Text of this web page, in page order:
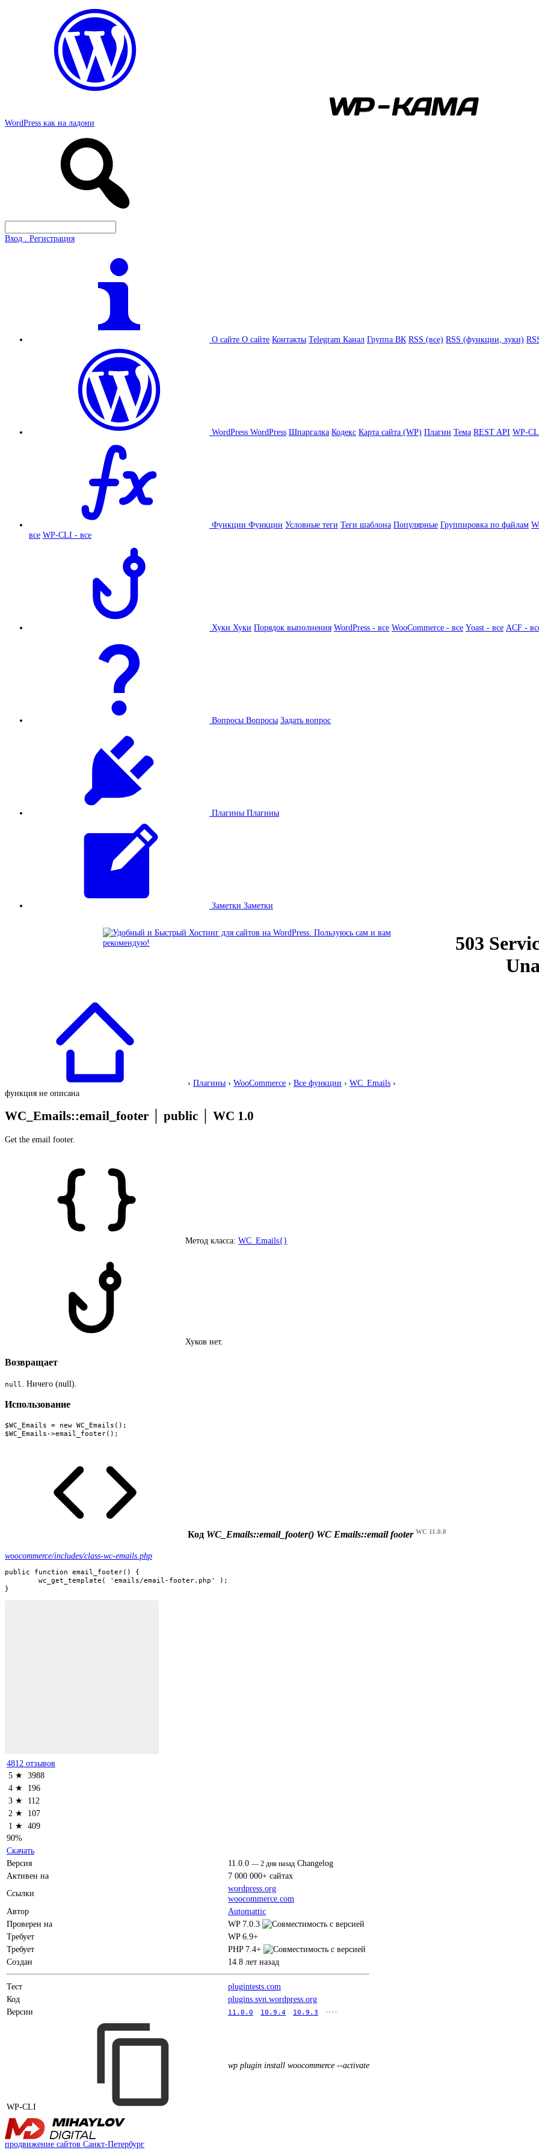
WordPress как на ладони
Вход . Регистрация
О сайте О сайте Контакты Telegram Канал Группа ВК RSS (все) RSS (функции, хуки)
WordPress WordPress Шпаргалка Кодекс Карта сайта (WP) Плагин Тема REST API WP-
Функции Функции Условные теги Теги шаблона Популярные Группировка по файлам
все WP-CLI - все
Хуки Хуки Порядок выполнения WordPress - все WooCommerce - все Yoast - все ACF -
Вопросы Вопросы Задать вопрос
Плагины Плагины
Заметки Заметки
› Плагины › WooCommerce › Все функции › WC_Emails ›
функция не описана
WC_Emails::email_footer public WC 1.0
Get the email footer.
Метод класса: WC_Emails{}
Хуков нет.
Возвращает
null . Ничего (null).
Использование
$WC_Emails = new WC_Emails();
$WC_Emails->email_footer();
Код WC_Emails::email_footer() WC Emails::email footer WC 11.0.0
woocommerce/includes/class-wc-emails.php
public function email_footer() {
}
4812 отзывов
5 ★ 3988
4 ★
196
3 ★
112
2 ★
107
1 ★ 409
90%
Скачать
Версия
11.0.0 — 2 дня назад Changelog
Активен на
7 000 000+ сайтах
Ссылки
wordpress.org
woocommerce.com
Автор
Automattic
Проверен на
WP 7.0.3
Требует
WP 6.9+
Требует
PHP 7.4+
Создан
14.8 лет назад
Тест
plugintests.com
Код
plugins.svn.wordpress.org
Версии
11.0.0 10.9.4 10.9.3 ····
WP-CLI
wp plugin install woocommerce --activate
продвижение сайтов Санкт-Петербург